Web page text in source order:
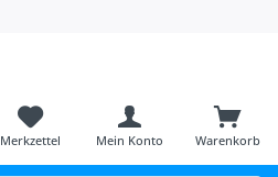
Warenkorb
Merkzettel Mein Konto